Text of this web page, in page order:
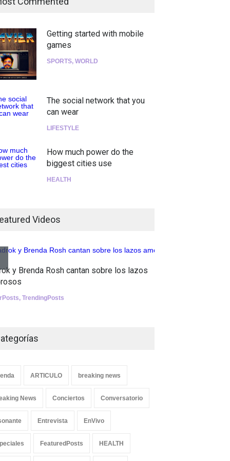
Getting started with mobile
games
SPORTS, WORLD
The social network that you
can wear
LIFESTYLE
How much power do the
biggest cities use
HEALTH
Nuclear fusion closer to
SCIENCE
Videos
y Brenda Rosh cantan sobre los lazos
, TrendingPosts
ARTICULO breaking news
News Conciertos Conversatorio
Entrevista EnVivo
FeaturedPosts HEALTH